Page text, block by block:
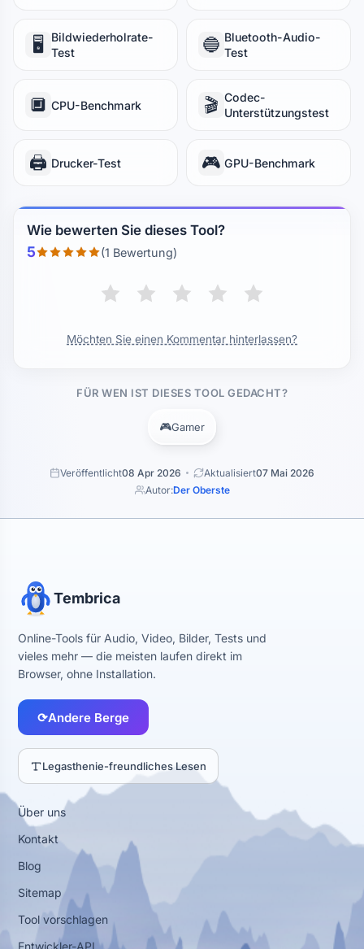
🖥️
Bildwiederholrate-
Test
🔵 Bluetooth-Audio-
Test
🔲 CPU-Benchmark 🎬 Codec-
Unterstützungstest
🖨️ Drucker-Test 🎮 GPU-Benchmark
Wie bewerten Sie dieses Tool?
5 (1 Bewertung)
Möchten Sie einen Kommentar hinterlassen?
FÜR WEN IST DIESES TOOL GEDACHT?
🎮Gamer
Veröffentlicht08 Apr 2026 Aktualisiert07 Mai 2026
Autor:Der Oberste
Tembrica
Online-Tools für Audio, Video, Bilder, Tests und
vieles mehr — die meisten laufen direkt im
Browser, ohne Installation.
⟳Andere Berge
Legasthenie-freundliches Lesen
Über uns
Kontakt
Blog
Sitemap
Tool vorschlagen
Entwickler-API